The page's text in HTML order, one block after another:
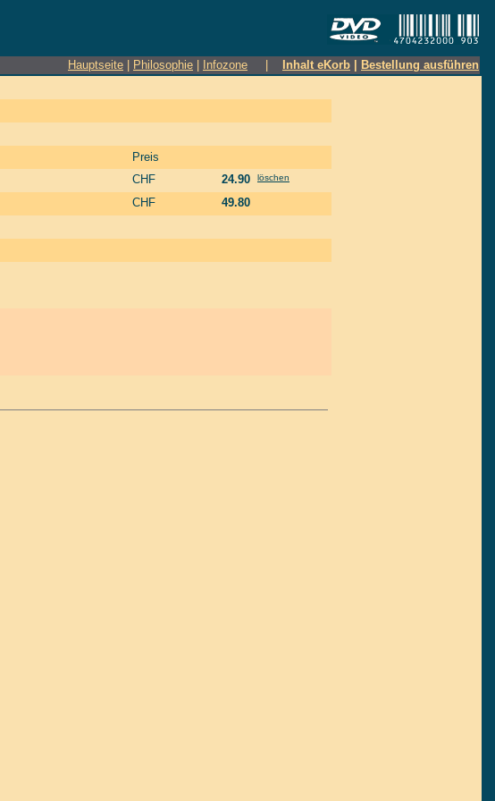
Hauptseite Philosophie Infozone Inhalt eKorb Bestellung ausführen
Preis
CHF 24.90 löschen
CHF 49.80